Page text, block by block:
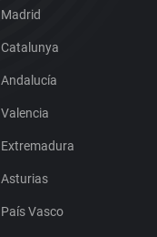
Madrid
Catalunya
Andalucía
Valencia
Extremadura
Asturias
País Vasco